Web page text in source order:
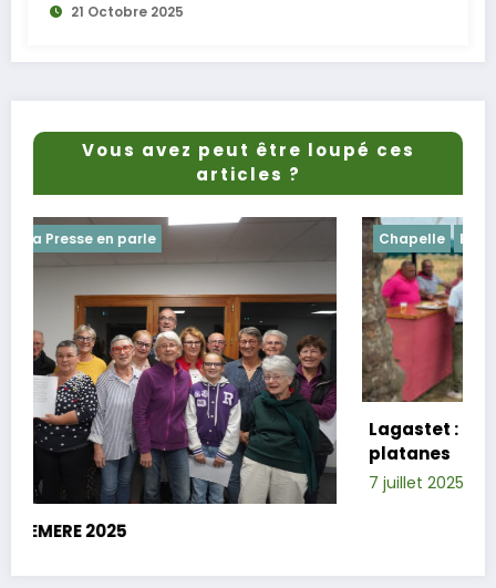
21 Octobre 2025
Vous avez peut être loupé ces
articles ?
Chapelle
Lagastet : le repas champêtre réussi
platanes
7 juillet 2025 Xavier D.